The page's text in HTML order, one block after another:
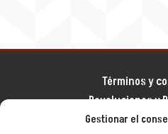
Gestionar el
Términos y
Devoluciones y
Aviso